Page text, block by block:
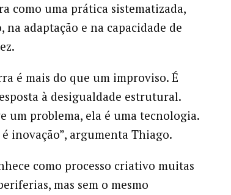
como uma prática sistematizada,
na adaptação e na capacidade de
é mais do que um improviso. É
à desigualdade estrutural.
um problema, ela é uma tecnologia.
inovação”, argumenta Thiago.
como processo criativo muitas
mas sem o mesmo